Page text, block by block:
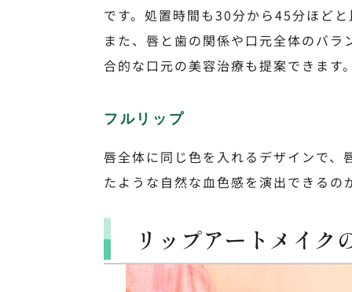
です。処置時間も30分から45分ほど
また、唇と歯の関係や口元全体のバ
合的な口元の美容治療も提案できます
フルリップ
唇全体に同じ色を入れるデザインで、
たような自然な血色感を演出できるの
リップアートメイク